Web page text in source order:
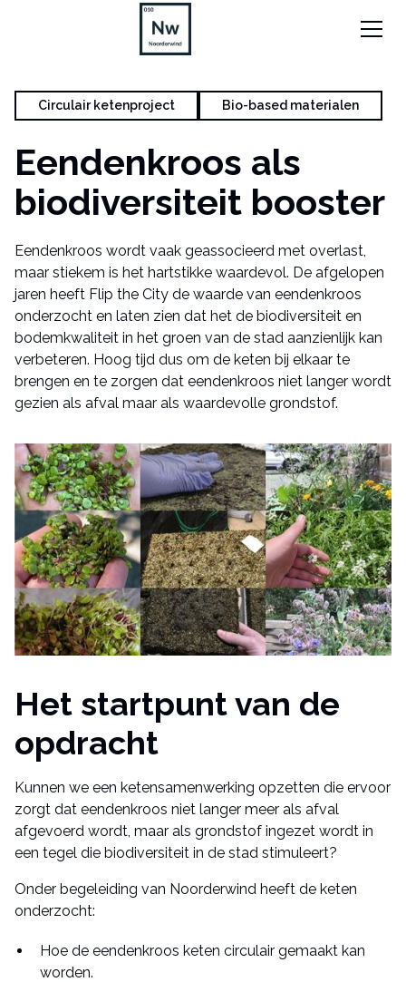
Circulair ketenproject Bio-based materialen
Eendenkroos als
biodiversiteit booster
Eendenkroos wordt vaak geassocieerd met overlast,
maar stiekem is het hartstikke waardevol. De afgelopen
jaren heeft Flip the City de waarde van eendenkroos
onderzocht en laten zien dat het de biodiversiteit en
bodemkwaliteit in het groen van de stad aanzienlijk kan
verbeteren. Hoog tijd dus om de keten bij elkaar te
brengen en te zorgen dat eendenkroos niet langer wordt
gezien als afval maar als waardevolle grondstof.
Het startpunt van de
opdracht
Kunnen we een ketensamenwerking opzetten die ervoor
zorgt dat eendenkroos niet langer meer als afval
afgevoerd wordt, maar als grondstof ingezet wordt in
een tegel die biodiversiteit in de stad stimuleert?
Onder begeleiding van Noorderwind heeft de keten
onderzocht:
Hoe de eendenkroos keten circulair gemaakt kan
worden.